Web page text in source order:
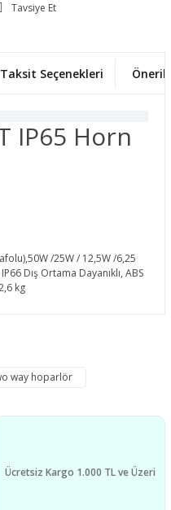
Tavsiye Et
Taksit Seçenekleri
IP65 Horn
/25W / 12,5W /6,25
Dış Ortama Dayanıklı, ABS
kg
öneri formunu
ederiz.
görüntülenemiyor.
way hoparlör
Ücretsiz Kargo 1.000 TL ve Üzeri